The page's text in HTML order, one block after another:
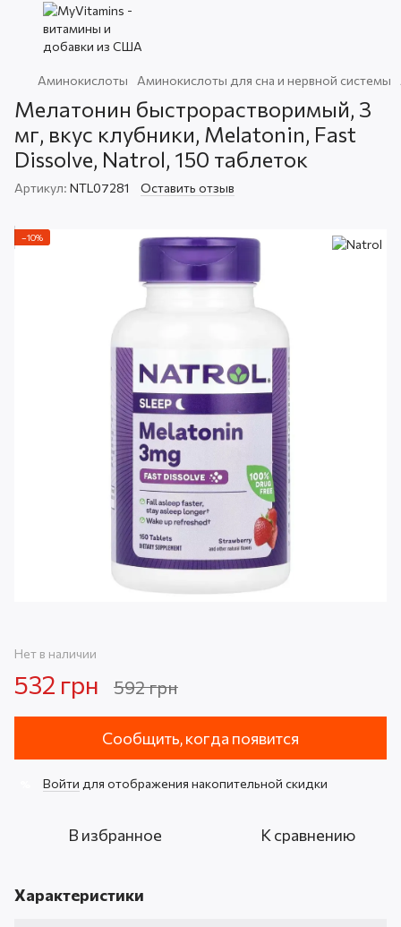
Аминокислоты Аминокислоты для сна и нервной системы
Мелатонин быстрорастворимый, 3
мг, вкус клубники, Melatonin, Fast
Dissolve, Natrol, 150 таблеток
Артикул: NTL07281 Оставить отзыв
−10%
Нет в наличии
532 грн 592 грн
Сообщить, когда появится
Войти для отображения накопительной скидки
В избранное К сравнению
Характеристики